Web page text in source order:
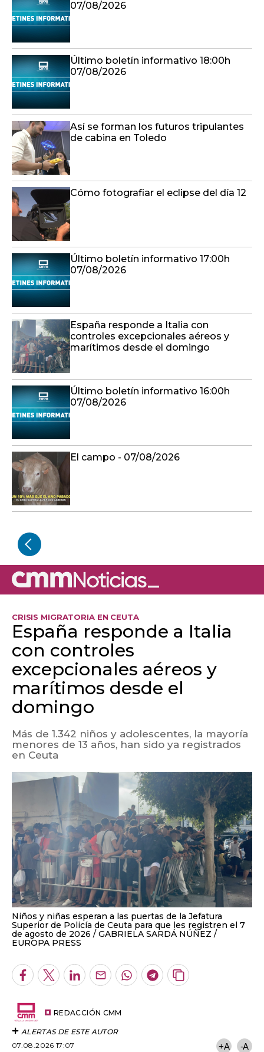
07/08/2026
Último boletín informativo 18:00h
07/08/2026
Así se forman los futuros tripulantes
de cabina en Toledo
Cómo fotografiar el eclipse del día 12
Último boletín informativo 17:00h
07/08/2026
España responde a Italia con
controles excepcionales aéreos y
marítimos desde el domingo
Último boletín informativo 16:00h
07/08/2026
El campo - 07/08/2026
CRISIS MIGRATORIA EN CEUTA
España responde a Italia
con controles
excepcionales aéreos y
marítimos desde el
domingo
Más de 1.342 niños y adolescentes, la mayoría
menores de 13 años, han sido ya registrados
en Ceuta
Niños y niñas esperan a las puertas de la Jefatura
Superior de Policía de Ceuta para que les registren el 7
de agosto de 2026
GABRIELA SARDÁ NÚÑEZ /
EUROPA PRESS
Facebook
TwitterLinkedInEnviarWhatsapp
Telegram
Copiar
REDACCIÓN CMM
ALERTAS DE ESTE AUTOR
07.08.2026 17:07
+A -A